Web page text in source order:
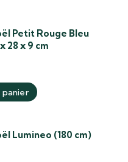
Petit Rouge Bleu
28 x 9 cm
Lumineo (180 cm)